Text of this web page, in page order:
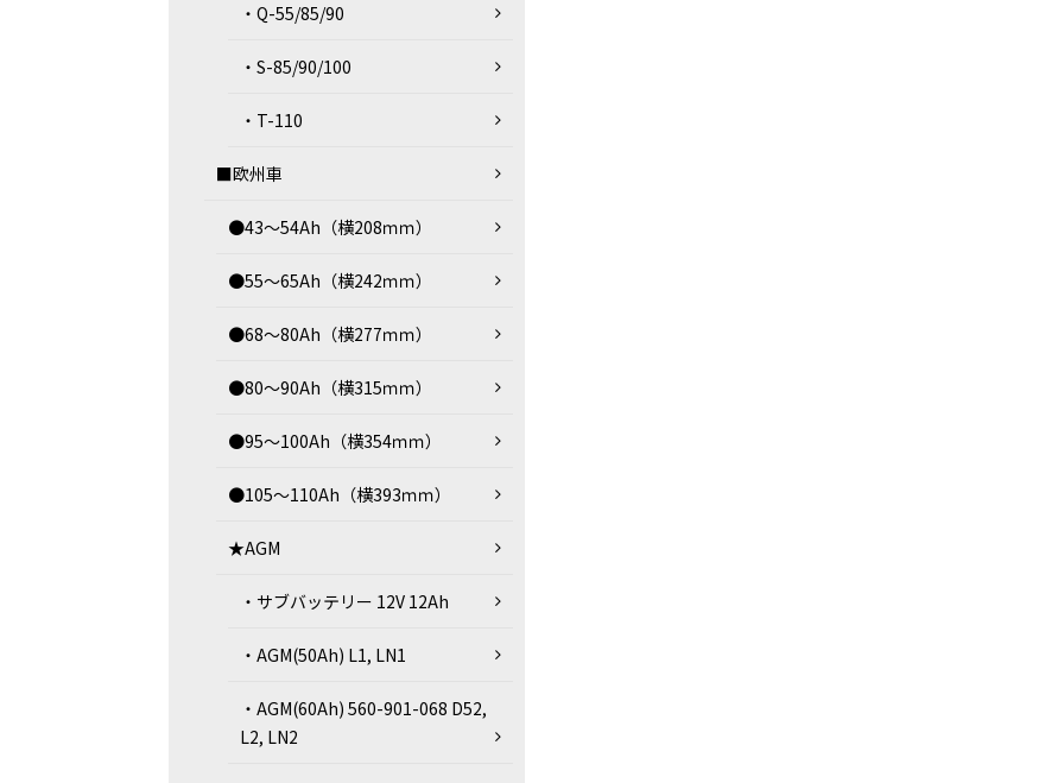
・Q-55/85/90
・S-85/90/100
・T-110
■欧州車
●43～54Ah（横208ｍｍ）
●55～65Ah（横242ｍｍ）
●68～80Ah（横277ｍｍ）
●80～90Ah（横315ｍｍ）
●95～100Ah（横354ｍｍ）
●105～110Ah（横393ｍｍ）
★AGM
・サブバッテリー 12V 12Ah
・AGM(50Ah) L1, LN1
・AGM(60Ah) 560-901-068 D52,
L2, LN2